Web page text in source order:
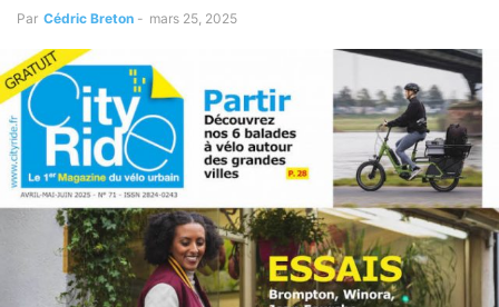
Par Cédric Breton - mars 25, 2025